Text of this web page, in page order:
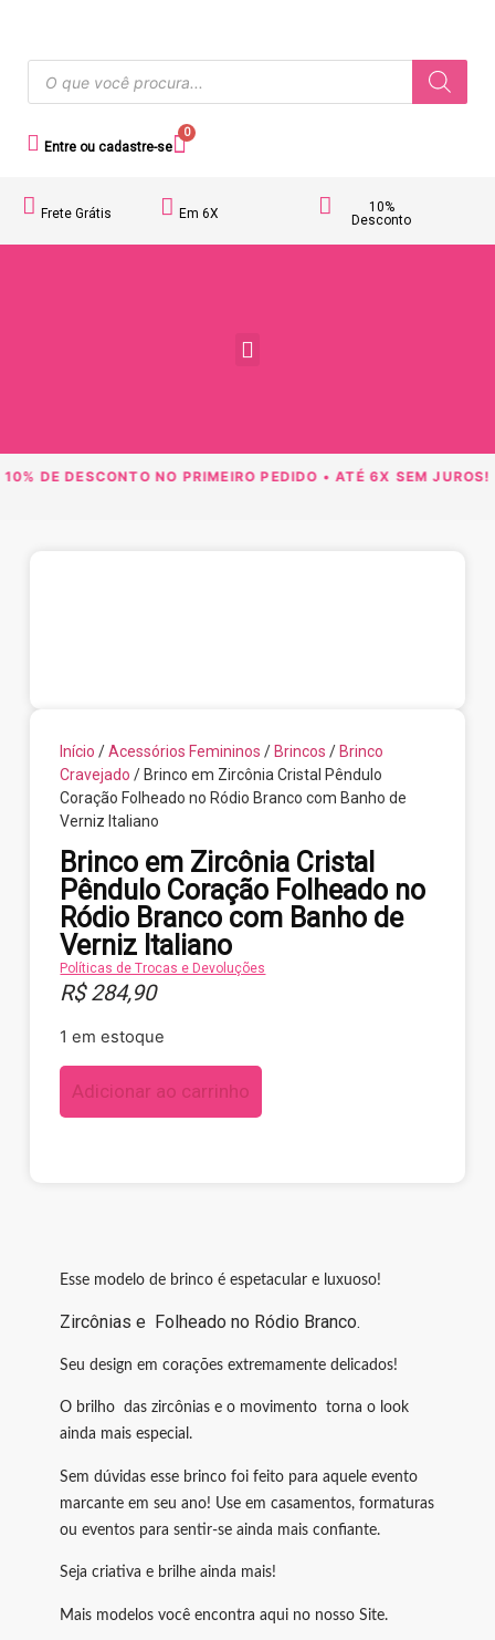
Entre ou cadastre-se
0
Frete Grátis Em 6X
10%
Desconto
DE DESCONTO NO PRIMEIRO PEDIDO • ATÉ 6X SEM JUROS!
Início /Acessórios Femininos / Brincos / Brinco
Cravejado / Brinco em Zircônia Cristal Pêndulo
Coração Folheado no Ródio Branco com Banho de
Verniz Italiano
Brinco em Zircônia Cristal
Pêndulo Coração Folheado no
Ródio Branco com Banho de
Verniz Italiano
Políticas de Trocas e Devoluções
R$284,90
1 em estoque
Adicionar ao carrinho
Esse modelo de brinco é espetacular e luxuoso!
Zircônias e Folheado no Ródio Branco.
Seu design em corações extremamente delicados!
O brilho das zircônias e o movimento torna o look
ainda mais especial.
Sem dúvidas esse brinco foi feito para aquele evento
marcante em seu ano! Use em casamentos, formaturas
ou eventos para sentir-se ainda mais confiante.
Seja criativa e brilhe ainda mais!
Mais modelos você encontra aqui no nosso Site.